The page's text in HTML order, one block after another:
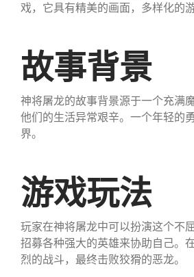
戏，它具有精美的画面，多样化的
故事背景
神将屠龙的故事背景源于一个充满
他们的生活异常艰辛。一个年轻的
界。
游戏玩法
玩家在神将屠龙中可以扮演这个不
招募各种强大的英雄来协助自己。
烈的战斗，最终击败狡猾的恶龙。